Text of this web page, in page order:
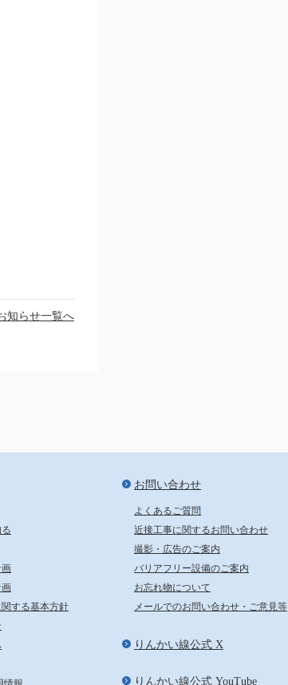
知らせ一覧へ
画
する基本方針
お問い合わせ
よくあるご質問
近接工事に関するお問い合わせ
撮影・広告のご案内
バリアフリー設備のご案内
お忘れ物について
メールでのお問い合わせ・ご意見等
りんかい線公式 X
りんかい線公式 YouTube